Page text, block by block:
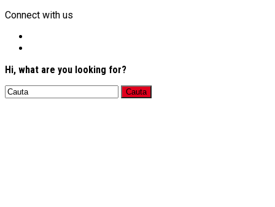
Connect with us
Hi, what are you looking for?